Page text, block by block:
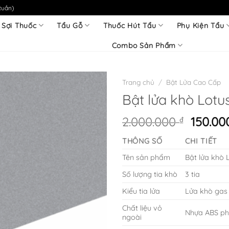
Thuốc Tẩu Gỗ Thuốc Hút Tẩu Phụ Kiện Tẩu
Combo Sản Phẩm
Trang chủ / Bật Lửa Cao Cấp
Bật lửa khò
2.000.000₫
Giá
gốc
là:
THÔNG SỐ
CHI TIẾT
Tên sản phẩm
Bật lửa khò
Số lượng tia khò
3 tia
Kiểu tia lửa
Lửa khò gas
Chất liệu vỏ
ngoài
Nhựa ABS